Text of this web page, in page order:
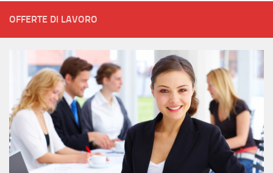
OFFERTE DI LAVORO